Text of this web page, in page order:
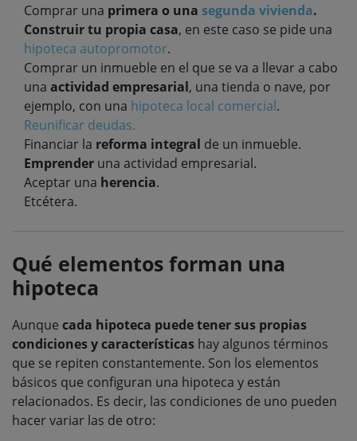
Comprar una primera o una segunda vivienda.
Construirtu propia casa, en este caso se pide una
hipoteca autopromotor.
Comprar un inmueble en el que se va a llevar a cabo
una actividad empresarial, una tienda o nave, por
ejemplo, con una hipoteca local comercial.
Reunificar deudas.
Financiar la reforma integral de un inmueble.
Emprender una actividad empresarial.
Aceptar una herencia.
Etcétera.
Qué elementos forman una
hipoteca
Aunque cada hipoteca puede tener sus propias
condiciones y características hay algunos términos
que se repiten constantemente. Son los elementos
básicos que configuran una hipoteca y están
relacionados. Es decir, las condiciones de uno pueden
hacer variar las de otro: